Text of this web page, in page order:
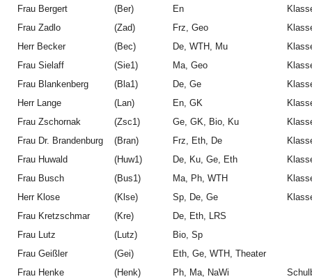
Frau Bergert
(Ber) En
Frau Zadlo
(Zad) Frz, Geo
Herr Becker
(Bec) De, WTH, Mu
Frau Sielaff
(Sie1) Ma, Geo
Frau Blankenberg
(Bla1) De, Ge
Herr Lange
(Lan) En, GK
Frau Zschornak
(Zsc1) Ge, GK, Bio, Ku
Frau Dr. Brandenburg
(Bran) Frz, Eth, De
Frau Huwald
(Huw1) De, Ku, Ge, Eth
Frau Busch
(Bus1) Ma, Ph, WTH
Herr Klose
(Klse) Sp, De, Ge
Frau Kretzschmar
(Kre)
De, Eth, LRS
Frau Lutz
(Lutz)
Bio, Sp
Frau Geißler
(Gei)
Eth, Ge, WTH, Theater
Frau Henke
(Henk) Ph, Ma, NaWi